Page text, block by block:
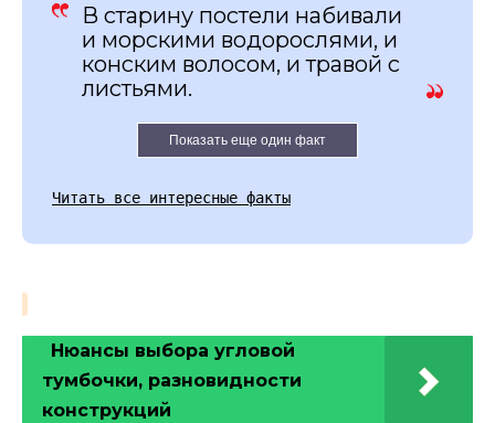
В старину постели набивали
и морскими водорослями, и
конским волосом, и травой с
листьями.
Показать еще один факт
Читать все интересные факты
Нюансы выбора угловой
тумбочки, разновидности
конструкций